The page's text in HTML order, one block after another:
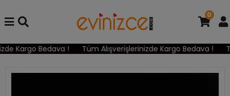
Kargo Bedava ! Tüm Alışverişlerinizde Kargo Bedava !
0